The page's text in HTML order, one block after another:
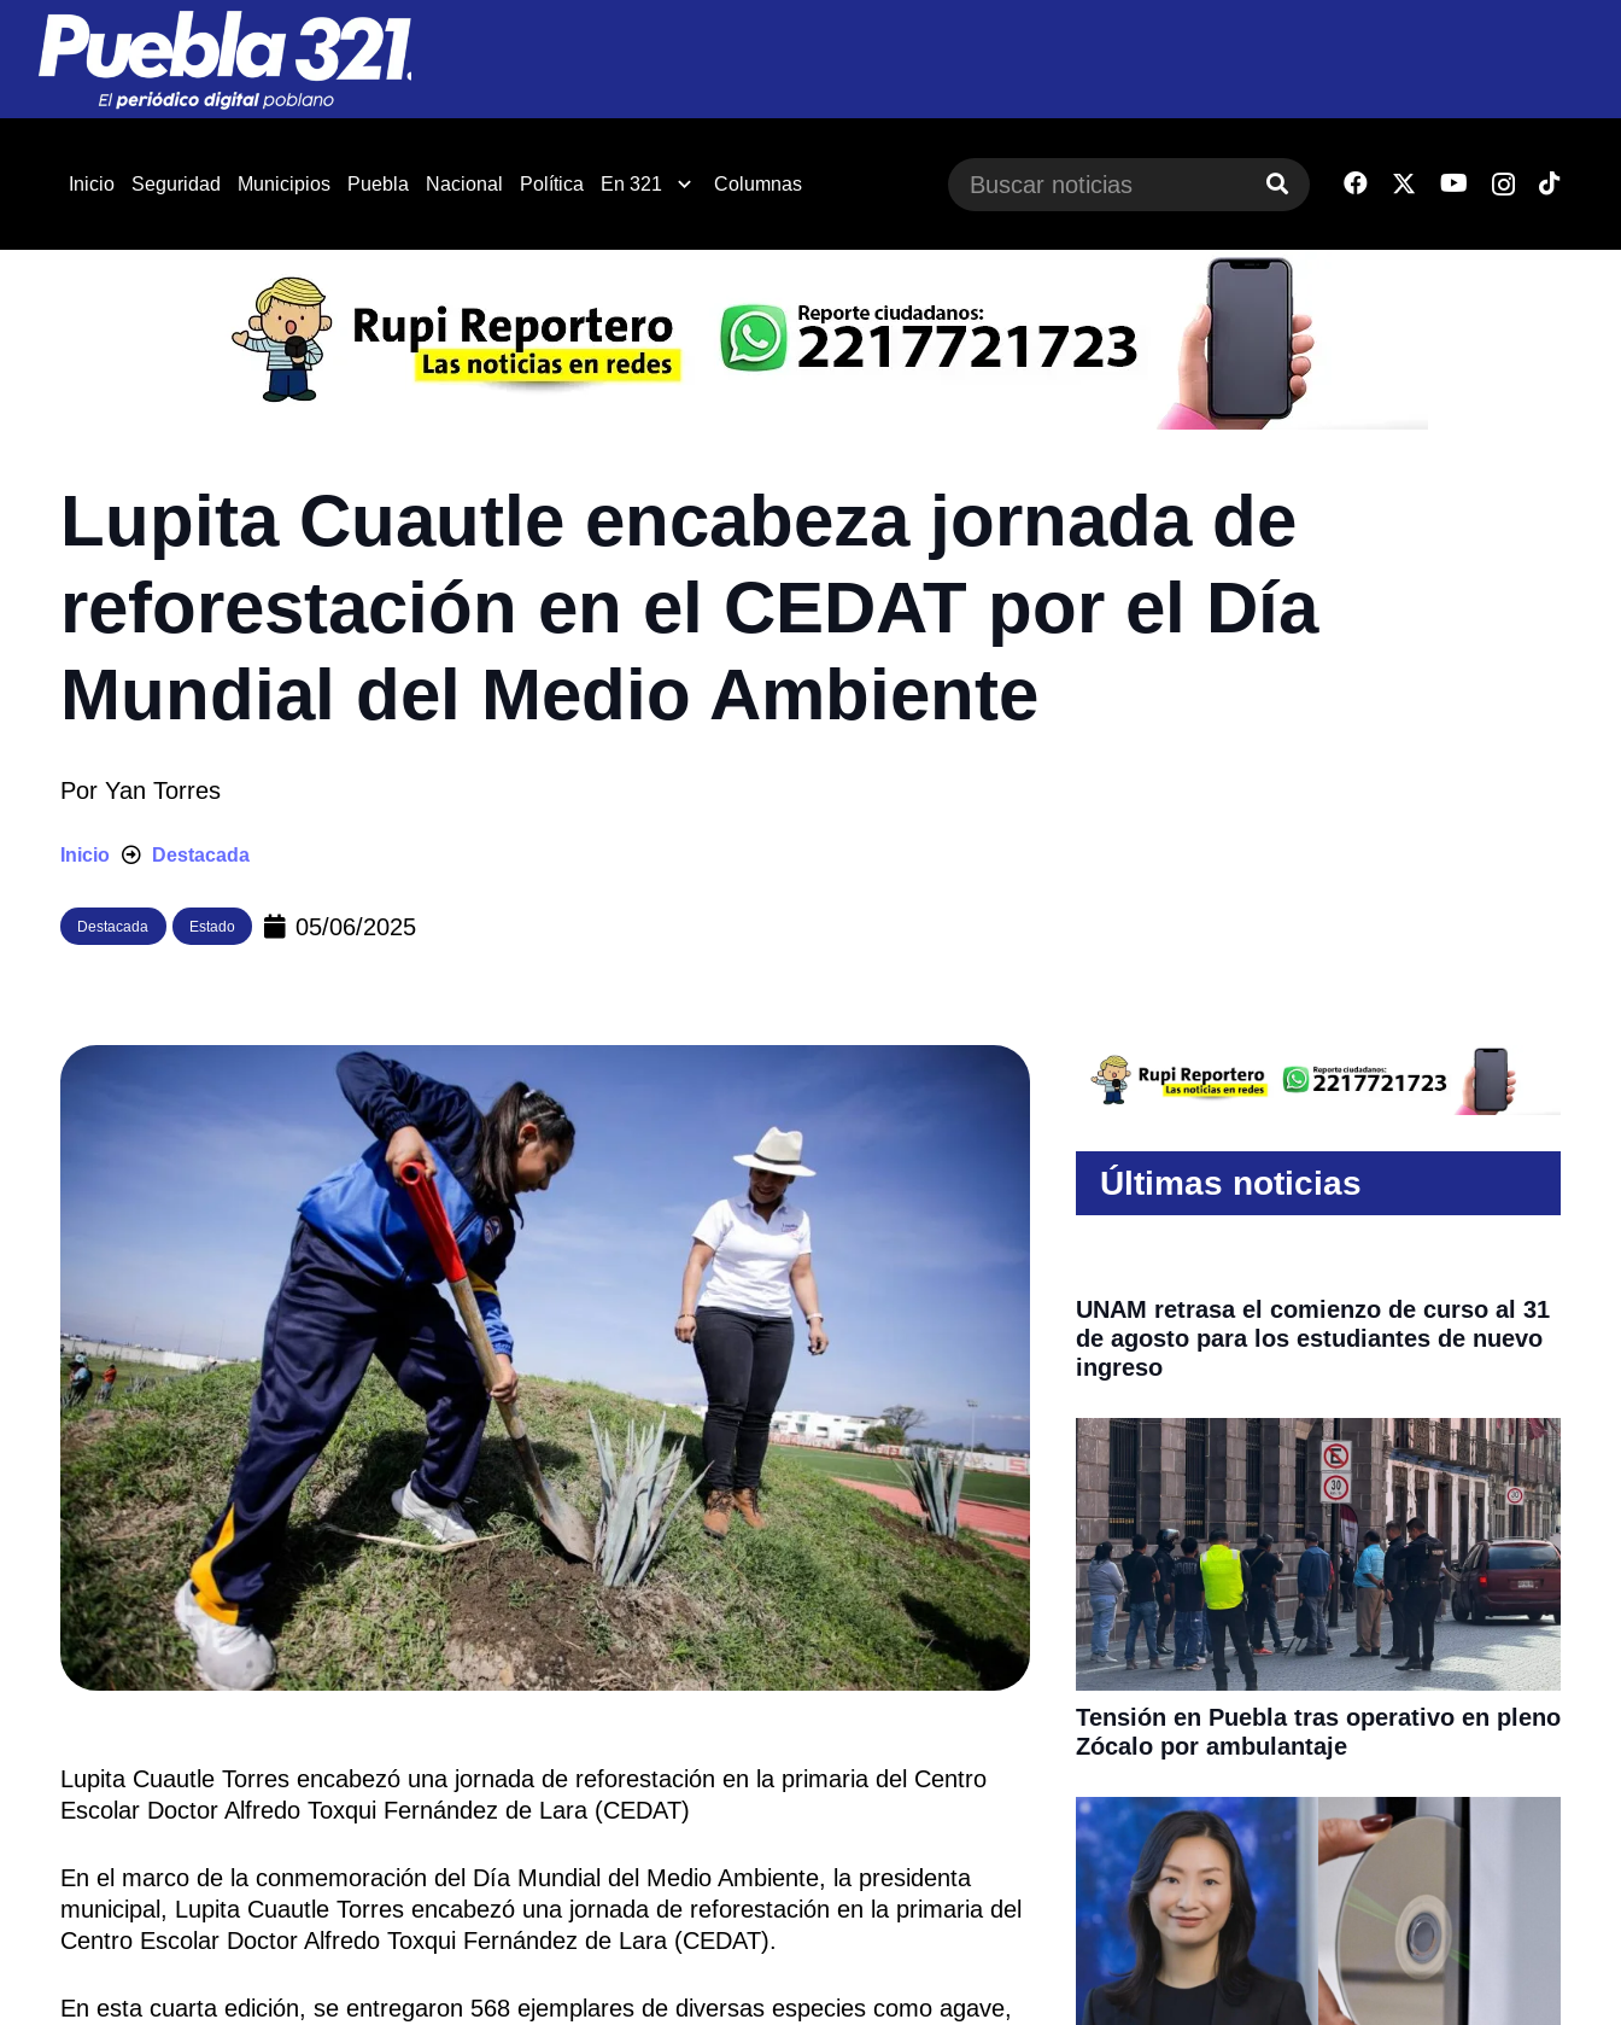
Inicio Seguridad Municipios Puebla Nacional Política En 321 Columnas
Lupita Cuautle encabeza jornada de
reforestación en el CEDAT por el Día
Mundial del Medio Ambiente
Por Yan Torres
Inicio Destacada
Destacada Estado 05/06/2025
Lupita Cuautle Torres encabezó una jornada de reforestación en la primaria del Centro
Escolar Doctor Alfredo Toxqui Fernández de Lara (CEDAT)
En el marco de la conmemoración del Día Mundial del Medio Ambiente, la presidenta
municipal, Lupita Cuautle Torres encabezó una jornada de reforestación en la primaria del
Centro Escolar Doctor Alfredo Toxqui Fernández de Lara (CEDAT).
En esta cuarta edición, se entregaron 568 ejemplares de diversas especies como agave,
Últimas noticias
UNAM retrasa el comienzo de curso al 31
de agosto para los estudiantes de nuevo
ingreso
Tensión en Puebla tras operativo en pleno
Zócalo por ambulantaje